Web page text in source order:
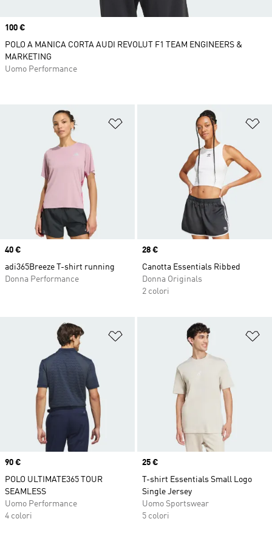
Aggiungi alla lista dei desideri
Price
40 €
adi365Breeze T-shirt running
Donna Performance
Price
28 €
Canotta Essentials Ribbed
Donna Originals
2 colori
Aggiungi alla lista dei desideri
Price
90 €
POLO ULTIMATE365 TOUR
SEAMLESS
Uomo Performance
4 colori
Price
25 €
T-shirt Essentials Small Logo
Single Jersey
Uomo Sportswear
5 colori
Price
100 €
POLO A MANICA CORTA AUDI REVOLUT F1 TEAM ENGINEERS &
MARKETING
Uomo Performance